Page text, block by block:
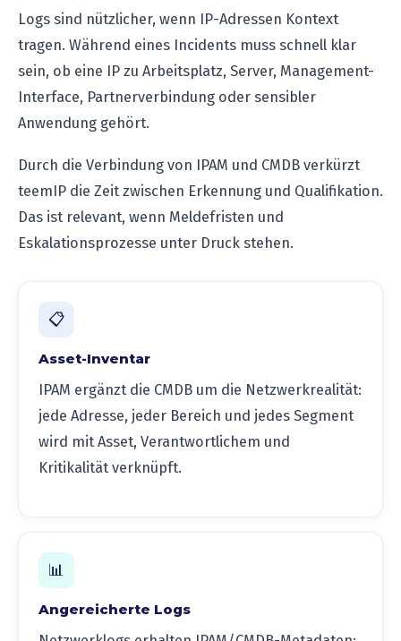
Logs sind nützlicher, wenn IP-Adressen Kontext
tragen. Während eines Incidents muss schnell klar
sein, ob eine IP zu Arbeitsplatz, Server, Management-
Interface, Partnerverbindung oder sensibler
Anwendung gehört.
Durch die Verbindung von IPAM und CMDB verkürzt
teemIP die Zeit zwischen Erkennung und Qualifikation.
Das ist relevant, wenn Meldefristen und
Eskalationsprozesse unter Druck stehen.
📋
Asset-Inventar
IPAM ergänzt die CMDB um die Netzwerkrealität:
jede Adresse, jeder Bereich und jedes Segment
wird mit Asset, Verantwortlichem und
Kritikalität verknüpft.
📊
Angereicherte Logs